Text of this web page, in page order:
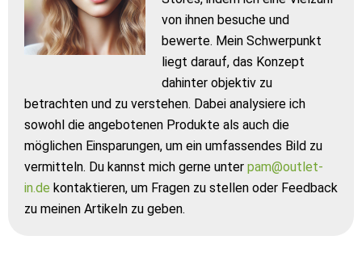
von ihnen besuche und
bewerte. Mein Schwerpunkt
liegt darauf, das Konzept
dahinter objektiv zu
betrachten und zu verstehen. Dabei analysiere ich
sowohl die angebotenen Produkte als auch die
möglichen Einsparungen, um ein umfassendes Bild zu
vermitteln. Du kannst mich gerne unter pam@outlet-
in.de kontaktieren, um Fragen zu stellen oder Feedback
zu meinen Artikeln zu geben.